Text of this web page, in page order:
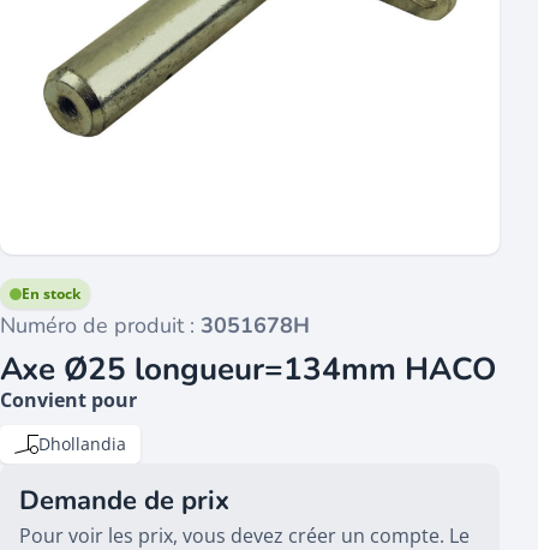
Numéro de produit : 3051678H
En stock
Axe Ø25 longueur=134mm HACO
Convient pour
Dhollandia
Demande de prix
Pour voir les prix, vous devez créer un compte. Le